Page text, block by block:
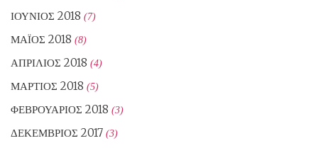
ΙΟΎΝΙΟΣ 2018 (7)
ΜΆΙΟΣ 2018 (8)
ΑΠΡΊΛΙΟΣ 2018 (4)
ΜΆΡΤΙΟΣ 2018 (5)
ΦΕΒΡΟΥΆΡΙΟΣ 2018 (3)
ΔΕΚΈΜΒΡΙΟΣ 2017 (3)